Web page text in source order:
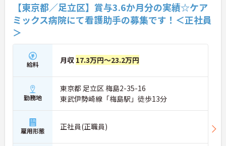
【東京都／足立区】賞与3.6か月分の実績☆ケア
ミックス病院にて看護助手の募集です！＜正社員
＞
給料 月収 17.3万円～23.2万円
勤務地
東京都 足立区 梅島2-35-16
東武伊勢崎線「梅島駅」徒歩13分
雇用形態 正社員(正職員)